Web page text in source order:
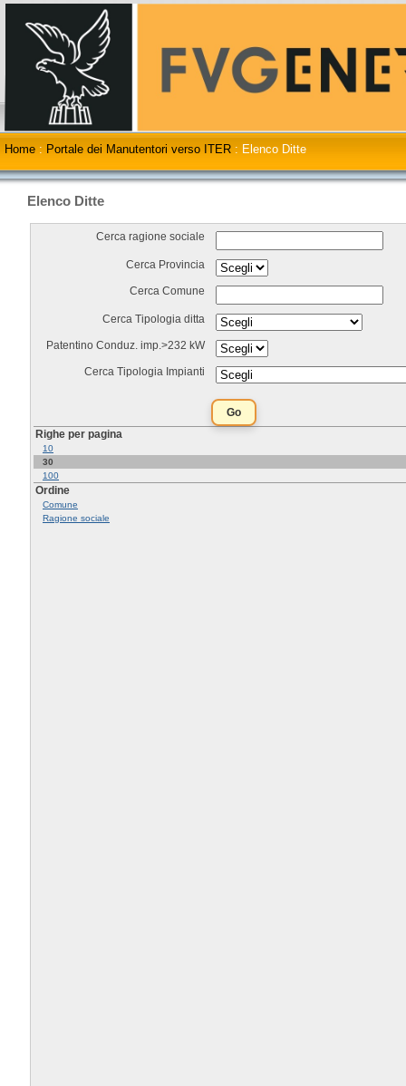
Home : Portale dei Manutentori verso ITER : Elenco Ditte
Elenco Ditte
Cerca ragione sociale
Cerca Provincia
Cerca Comune
Cerca Tipologia ditta
Patentino Conduz. imp.>232 kW
Cerca Tipologia Impianti
Righe per pagina
10
30
100
Ordine
Comune
Ragione sociale